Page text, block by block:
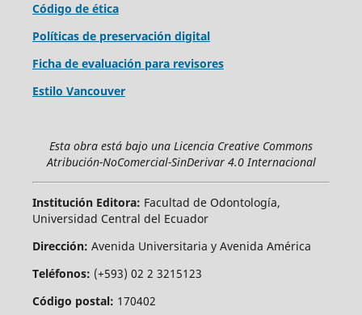
Código de ética
Políticas de preservación digital
Ficha de evaluación para revisores
Estilo Vancouver
Esta obra está bajo una Licencia Creative Commons
Atribución-NoComercial-SinDerivar 4.0 Internacional
Institución Editora: Facultad de Odontología,
Universidad Central del Ecuador
Dirección: Avenida Universitaria y Avenida América
Teléfonos: (+593) 02 2 3215123
Código postal: 170402